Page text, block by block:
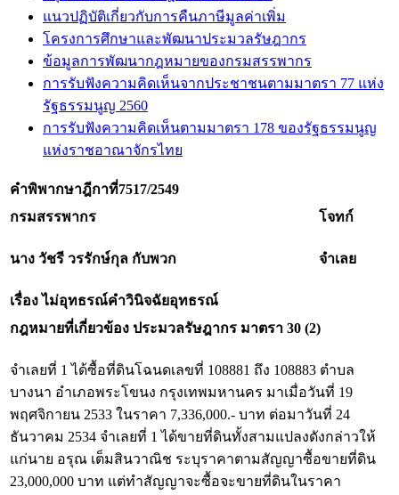
แนวปฏิบัติเกี่ยวกับการคืนภาษีมูลค่าเพิ่ม
โครงการศึกษาและพัฒนาประมวลรัษฎากร
ข้อมูลการพัฒนากฎหมายของกรมสรรพากร
การรับฟังความคิดเห็นจากประชาชนตามมาตรา 77 แห่ง
รัฐธรรมนูญ 2560
การรับฟังความคิดเห็นตามมาตรา 178 ของรัฐธรรมนูญ
แห่งราชอาณาจักรไทย
คำพิพากษาฎีกาที่7517/2549
กรมสรรพากร
โจทก์
นาง วัชรี วรรักษ์กุล กับพวก จำเลย
เรื่อง ไม่อุทธรณ์คำวินิจฉัยอุทธรณ์
กฎหมายที่เกี่ยวข้อง ประมวลรัษฎากร มาตรา 30 (2)
จำเลยที่ 1 ได้ซื้อที่ดินโฉนดเลขที่ 108881 ถึง 108883 ตำบล
บางนา อำเภอพระโขนง กรุงเทพมหานคร มาเมื่อวันที่ 19
พฤศจิกายน 2533 ในราคา 7,336,000.- บาท ต่อมาวันที่ 24
ธันวาคม 2534 จำเลยที่ 1 ได้ขายที่ดินทั้งสามแปลงดังกล่าวให้
แก่นาย อรุณ เต็มสินวาณิช ระบุราคาตามสัญญาซื้อขายที่ดิน
23,000,000 บาท แต่ทำสัญญาจะซื้อจะขายที่ดินในราคา